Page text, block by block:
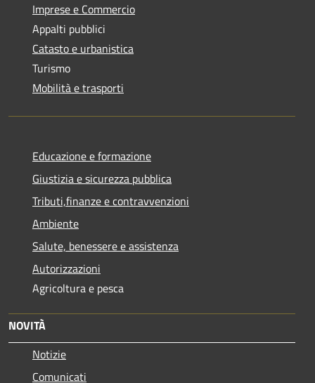
Imprese e Commercio
Appalti pubblici
Catasto e urbanistica
Turismo
Mobilità e trasporti
Educazione e formazione
Giustizia e sicurezza pubblica
Tributi,finanze e contravvenzioni
Ambiente
Salute, benessere e assistenza
Autorizzazioni
Agricoltura e pesca
NOVITÀ
Notizie
Comunicati